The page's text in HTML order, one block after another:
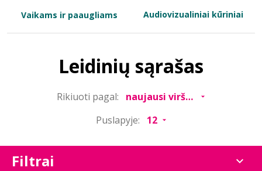
Bibliotekoms
Vaikams ir paaugliams Audiovizualiniai kūriniai
Leidinių sąrašas
Rikiuoti pagal:
Puslapyje:
Filtrai